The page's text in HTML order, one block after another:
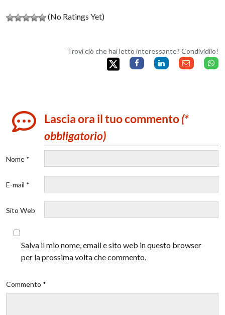
(No Ratings Yet)
Trovi ciò che hai letto interessante? Condividilo!
Lascia ora il tuo commento(*
obbligatorio)
Nome *
E-mail *
Sito Web
Salva il mio nome, email e sito web in questo browser
per la prossima volta che commento.
Commento *